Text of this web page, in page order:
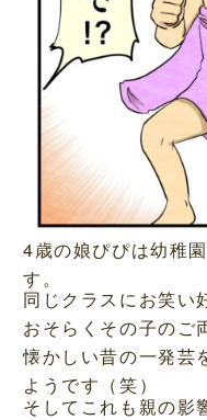
4歳の娘ぴぴは幼稚
す。
同じクラスにお笑い
おそらくその子のご
懐かしい昔の一発芸
ようです（笑）
そしてこれも親の影